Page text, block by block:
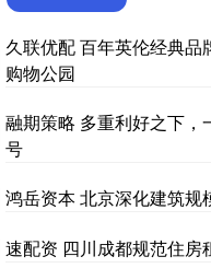
久联优配 百年英伦经典品
购物公园
融期策略 多重利好之下
号
鸿岳资本 北京深化建筑规
速配资 四川成都规范住房